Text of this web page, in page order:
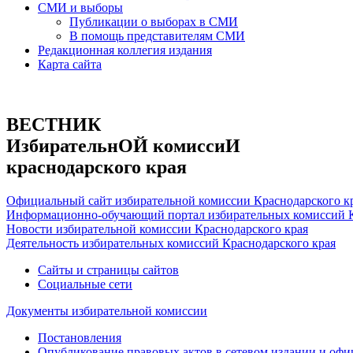
СМИ и выборы
Публикации о выборах в СМИ
В помощь представителям СМИ
Редакционная коллегия издания
Карта сайта
ВЕСТНИК
ИзбирательнОЙ комиссиИ
краснодарского края
Официальный сайт избирательной комиссии Краснодарского
Информационно-обучающий портал избирательных комиссий
Новости избирательной комиссии Краснодарского края
Деятельность избирательных комиссий Краснодарского края
Сайты и страницы сайтов
Социальные сети
Документы избирательной комиссии
Постановления